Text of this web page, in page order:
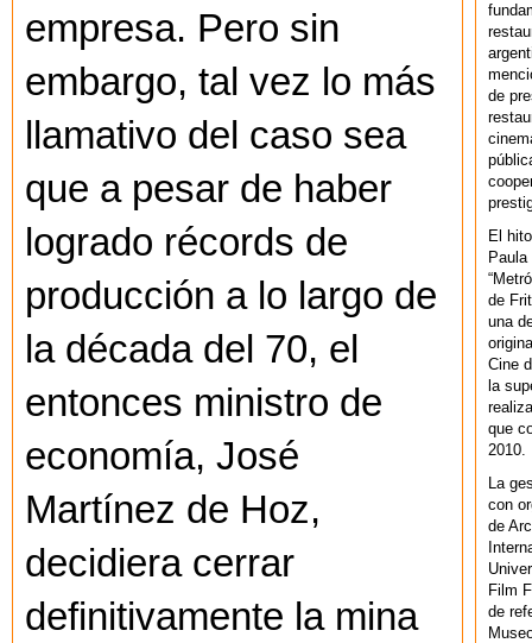
empresa. Pero sin
embargo, tal vez lo más
llamativo del caso sea
que a pesar de haber
logrado récords de
producción a lo largo de
la década del 70, el
entonces ministro de
economía, José
Martínez de Hoz,
decidiera cerrar
definitivamente la mina
de
El
de
una
Cine
la
que
2010.
La
con
de
Film
de